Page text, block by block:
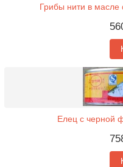
Грибы нити в масле
Елец с черной